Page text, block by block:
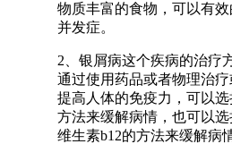
物质丰富的食物，可以有
并发症。
2、银屑病这个疾病的治疗
通过使用药品或者物理治
提高人体的免疫力，可以
方法来缓解病情，也可以
维生素b12的方法来缓解病